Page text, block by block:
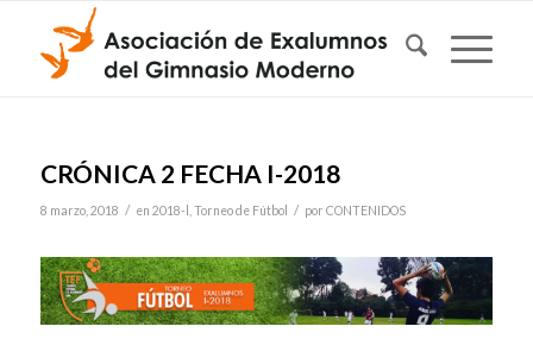
CRÓNICA 2 FECHA I-2018
8 marzo, 2018 / en 2018-l Torneo de Fútbol / por CONTENIDOS